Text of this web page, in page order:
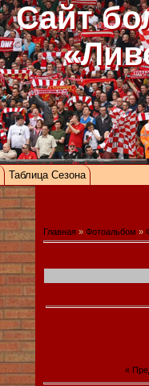
Сайт
Таблица Сезона
Главная » Фотоальбом »
«